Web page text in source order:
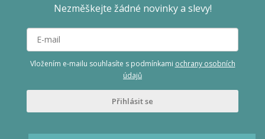
Nezměškejte žádné novinky a slevy!
Vložením e-mailu souhlasíte s podmínkami ochrany osobních
údajů
Přihlásit se